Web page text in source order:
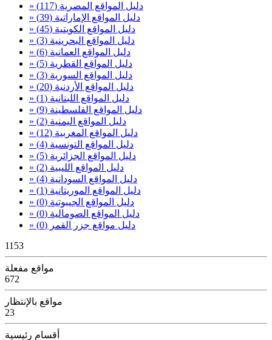
» دليل المواقع المصرية (117)
» دليل المواقع الإماراتية (39)
» دليل المواقع الكويتية (45)
» دليل المواقع البحرينية (3)
» دليل المواقع العمانية (6)
» دليل المواقع القطرية (5)
» دليل المواقع السورية (3)
» دليل المواقع الأردنية (20)
» دليل المواقع اللبنانية (1)
» دليل المواقع الفلسطينة (9)
» دليل المواقع اليمنية (2)
» دليل المواقع المغربية (12)
» دليل المواقع التونسية (4)
» دليل المواقع الجزائرية (5)
» دليل المواقع الليبية (2)
» دليل المواقع السودانية (4)
» دليل المواقع الموريتانية (1)
» دليل المواقع الجيبوتية (0)
» دليل المواقع الصومالية (0)
» دليل مواقع جزر القمر (0)
1153
مواقع مفعلة
672
مواقع بالإنتظار
23
أقسام رئيسية